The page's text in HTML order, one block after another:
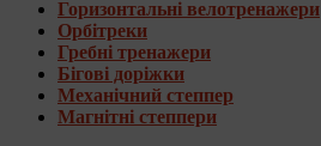
Горизонтальні велотренажери
Орбітреки
Гребні тренажери
Бігові доріжки
Механічний степпер
Магнітні степпери